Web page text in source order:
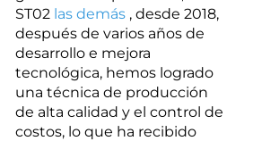
ST02 las demás , desde 2018,
después de varios años de
desarrollo e mejora
tecnológica, hemos logrado
una técnica de producción
de alta calidad y el control de
costos, lo que ha recibido